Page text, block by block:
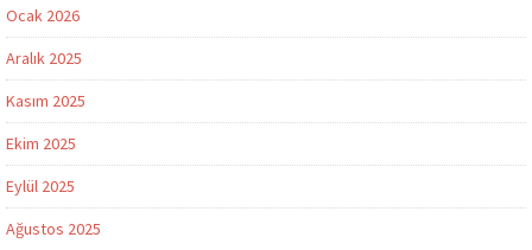
Ocak 2026
Aralık 2025
Kasım 2025
Ekim 2025
Eylül 2025
Ağustos 2025